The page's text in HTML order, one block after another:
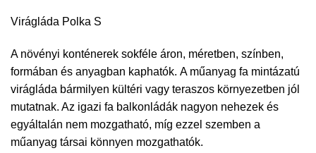
Virágláda Polka S
A növényi konténerek sokféle áron, méretben, színben,
formában és anyagban kaphatók. A műanyag fa mintázatú
virágláda bármilyen kültéri vagy teraszos környezetben jól
mutatnak. Az igazi fa balkonládák nagyon nehezek és
egyáltalán nem mozgatható, míg ezzel szemben a
műanyag társai könnyen mozgathatók.